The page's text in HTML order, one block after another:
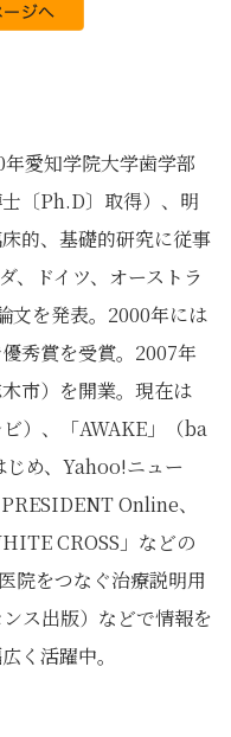
愛知学院大学歯学部
〔Ph.D〕取得）、明
的、基礎的研究に従事
、ドイツ、オーストラ
文を発表。2000年には
秀賞を受賞。2007年
市）を開業。現在は
）、「AWAKE」（ba
め、Yahoo!ニュー
Online、
CROSS」などの
院をつなぐ治療説明用
ス出版）などで情報を
く活躍中。